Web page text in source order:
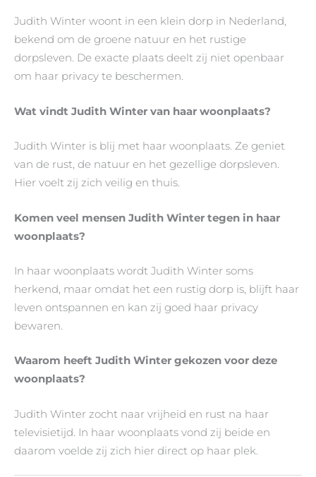
Judith Winter woont in een klein dorp in Nederland,
bekend om de groene natuur en het rustige
dorpsleven. De exacte plaats deelt zij niet openbaar
om haar privacy te beschermen.
Wat vindt Judith Winter van haar woonplaats?
Judith Winter is blij met haar woonplaats. Ze geniet
van de rust, de natuur en het gezellige dorpsleven.
Hier voelt zij zich veilig en thuis.
Komen veel mensen Judith Winter tegen in haar
woonplaats?
In haar woonplaats wordt Judith Winter soms
herkend, maar omdat het een rustig dorp is, blijft haar
leven ontspannen en kan zij goed haar privacy
bewaren.
Waarom heeft Judith Winter gekozen voor deze
woonplaats?
Judith Winter zocht naar vrijheid en rust na haar
televisietijd. In haar woonplaats vond zij beide en
daarom voelde zij zich hier direct op haar plek.